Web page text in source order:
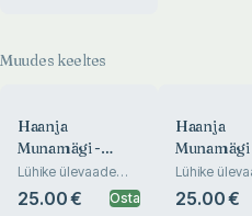
Muudes keeltes
Haanja
Munamägi -
turistide Mekka
Lühike ülevaade
Balti-maade
kõrgeimast tipust ja
25.00 € Osta
Haanja
Munamägi
turistide
Lühike
Balti-maade
kõrgeimast
25.00 €